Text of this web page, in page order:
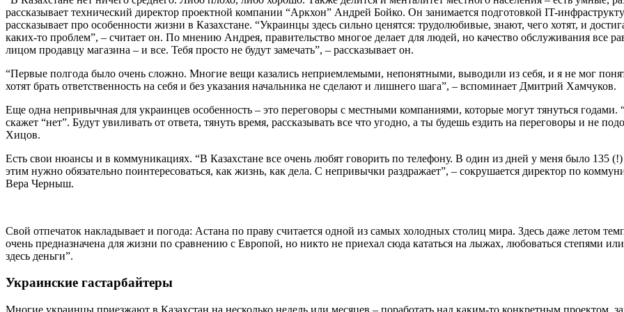
рассказывает технический директор проектной компании “Аркхон” Андрей Бойко. Он занимается подготовкой IT-
рассказывает про особенности жизни в Казахстане. “Украинцы здесь сильно ценятся: трудолюбивые, знают, чего хотят, и
каких-то проблем”, – считает он. По мнению Андрея, правительство многое делает для людей, но качество обслуживания все
лицом продавцу магазина – и все. Тебя просто не будут замечать”, – рассказывает он.
“Первые полгода было очень сложно. Многие вещи казались неприемлемыми, непонятными, выводили из себя, и я не мог
хотят брать ответственность на себя и без указания начальника не сделают и лишнего шага”, – вспоминает Дмитрий Хамчуков.
Еще одна непривычная для украинцев особенность – это переговоры с местными компаниями, которые могут тянуться годами.
скажет “нет”. Будут увиливать от ответа, тянуть время, рассказывать все что угодно, а ты будешь ездить на переговоры и не
Хицов.
Есть свои нюансы и в коммуникациях. “В Казахстане все очень любят говорить по телефону. В один из дней у меня было 135
этим нужно обязательно поинтересоваться, как жизнь, как дела. С непривычки раздражает”, – сокрушается директор по
Вера Черныш.
Свой отпечаток накладывает и погода: Астана по праву считается одной из самых холодных столиц мира. Здесь даже летом
очень предназначена для жизни по сравнению с Европой, но никто не приехал сюда кататься на лыжах, любоваться степями
здесь деньги”.
Украинские гастарбайтеры
Многие украинцы приезжают в Казахстан на несколько недель или месяцев – поработать над каким-то конкретным проектом,